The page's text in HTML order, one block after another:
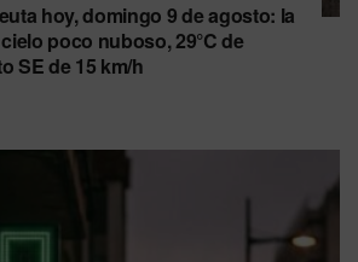
hoy, domingo 9 de agosto: la
poco nuboso, 29°C de
SE de 15 km/h